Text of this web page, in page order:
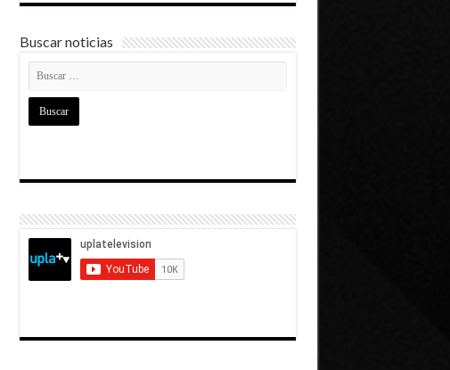
Buscar noticias